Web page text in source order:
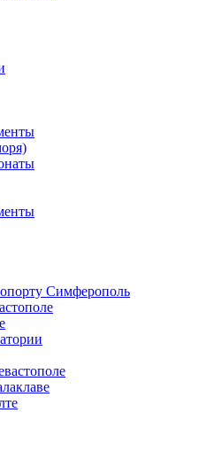
Симферополь